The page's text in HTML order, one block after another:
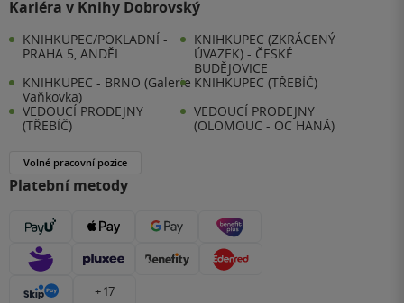
Kariéra v Knihy Dobrovský
KNIHKUPEC/POKLADNÍ -
PRAHA 5, ANDĚL
KNIHKUPEC (ZKRÁCENÝ
ÚVAZEK) - ČESKÉ
BUDĚJOVICE
KNIHKUPEC - BRNO (Galerie
Vaňkovka)
KNIHKUPEC (TŘEBÍČ)
VEDOUCÍ PRODEJNY
(TŘEBÍČ)
VEDOUCÍ PRODEJNY
(OLOMOUC - OC HANÁ)
Volné pracovní pozice
Platební metody
+ 17